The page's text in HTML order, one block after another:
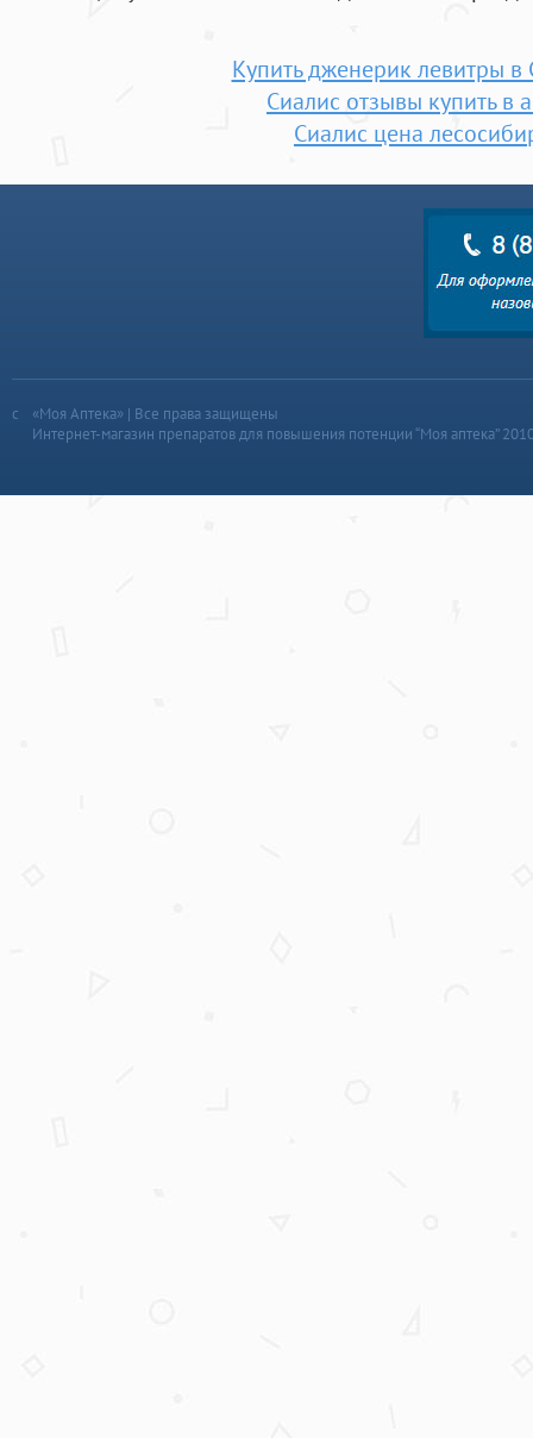
Купить дженерик левитры
Сиалис отзывы купить в
Сиалис цена
«Моя Аптека» | Все права защищены
Интернет-магазин препаратов для повышения потенции “Моя аптека”